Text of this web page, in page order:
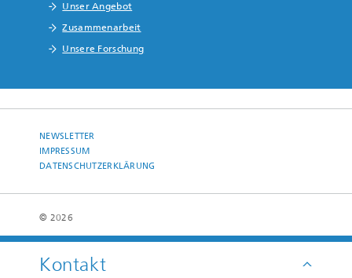
Kontakt
Unser Angebot
Zusammenarbeit
Unsere Forschung
NEWSLETTER
IMPRESSUM
DATENSCHUTZERKLÄRUNG
© 2026